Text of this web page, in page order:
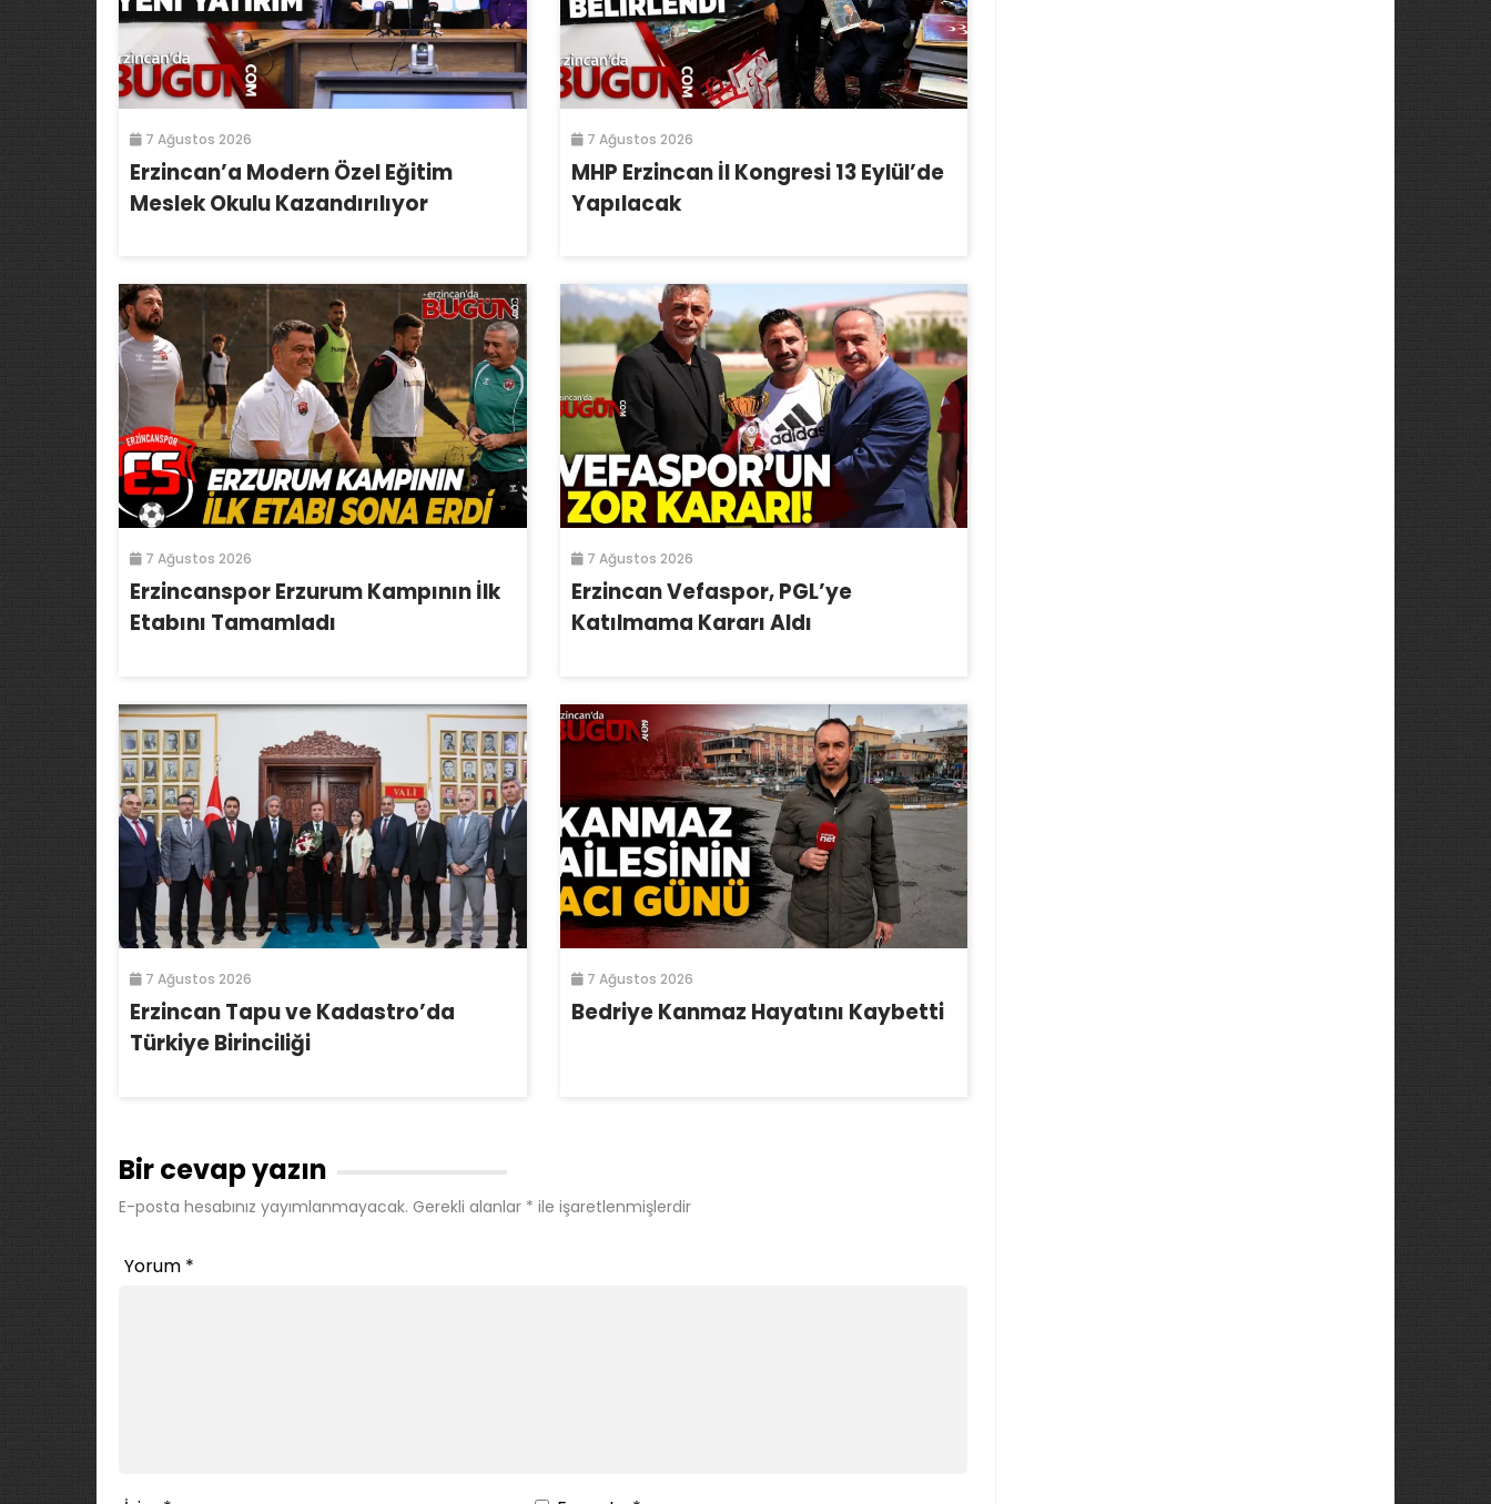
7 Ağustos 2026
Erzincan’a Modern Özel Eğitim
Meslek Okulu Kazandırılıyor
7 Ağustos 2026
MHP Erzincan İl Kongresi 13 Eylül’de
Yapılacak
7 Ağustos 2026
Erzincanspor Erzurum Kampının İlk
Etabını Tamamladı
7 Ağustos 2026
Erzincan Vefaspor, PGL’ye
Katılmama Kararı Aldı
7 Ağustos 2026
Erzincan Tapu ve Kadastro’da
Türkiye Birinciliği
7 Ağustos 2026
Bedriye Kanmaz Hayatını Kaybetti
Bir cevap yazın
E-posta hesabınız yayımlanmayacak. Gerekli alanlar * ile işaretlenmişlerdir
Yorum *